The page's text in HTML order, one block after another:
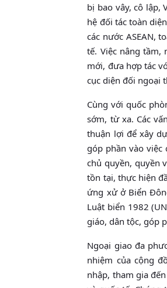
bị bao vây, cô lập,
hệ đối tác toàn
các nước ASEAN,
tế. Việc nâng tầm,
mới, đưa hợp tác
cục diện đối ngoại
Cùng với quốc
sớm, từ xa. Các
thuận lợi để xây
góp phần vào
chủ quyền, quyền
tồn tại, thực hiện
ứng xử ở Biển
Luật biển 1982
giáo, dân tộc, góp
Ngoại giao đa
nhiệm của cộng
nhập, tham gia